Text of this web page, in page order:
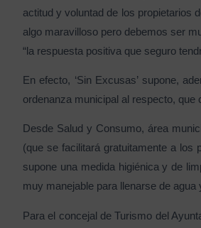
actitud y voluntad de los propietarios
algo maravilloso pero debemos ser
“la respuesta positiva que seguro
En efecto, ‘Sin Excusas’ supone,
ordenanza municipal al respecto,
Desde Salud y Consumo, área
(que se facilitará gratuitamente a los
supone una medida higiénica y de
muy manejable para llenarse de
Para el concejal de Turismo del